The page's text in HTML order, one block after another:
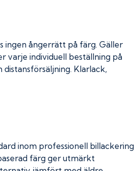
ingen ångerrätt på färg. Gäller
varje individuell beställning på
Klarlack,
inom professionell billackering
färg ger utmärkt